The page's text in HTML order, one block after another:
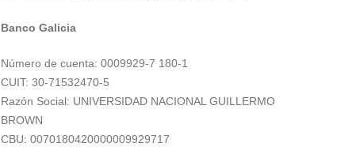
Banco Galicia
Número de cuenta: 0009929-7 180-1
CUIT: 30-71532470-5
Razón Social: UNIVERSIDAD NACIONAL GUILLERMO
BROWN
CBU: 0070180420000009929717